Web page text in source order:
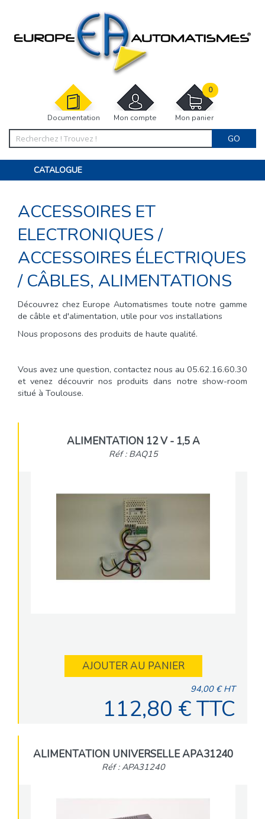
Documentation Mon compte Mon panier
0
GO
CATALOGUE
MOTORISATIONS
ACCESSOIRES ET ELECTRONIQUES
INTERPHONES VISIOPHONES
PIÈCES DÉTACHÉES
ACCESSOIRES ET
ELECTRONIQUES/
ACCESSOIRES ÉLECTRIQUES
/ CÂBLES, ALIMENTATIONS
Découvrez chez Europe Automatismes toute notre gamme
de câble et d'alimentation, utile pour vos installations
Nous proposons des produits de haute qualité.
Vous avez une question, contactez nous au 05.62.16.60.30
et venez découvrir nos produits dans notre show-room
situé à Toulouse.
ALIMENTATION 12 V - 1,5 A
Réf : BAQ15
AJOUTER AU PANIER
94,00 € HT
112,80 € TTC
ALIMENTATION UNIVERSELLE APA31240
Réf : APA31240